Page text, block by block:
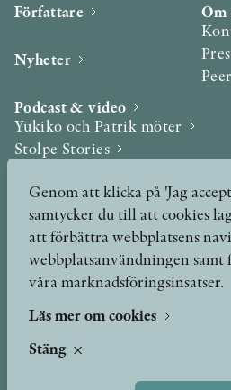
Författare
Nyheter
Podcast & video
Yukiko och Patrik möter
Stolpe Stories
Utmärkelser & Format
Utmärkelser
Övriga format
Om
Genom att klicka på 'Jag
samtycker du till att cookies
att förbättra webbplatsens
webbplatsanvändningen
våra marknadsföringsinsatser.
Läs mer om cookies
Stäng